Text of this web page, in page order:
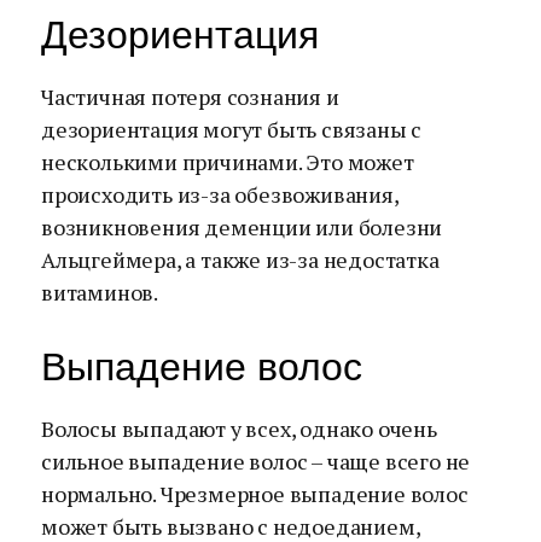
Дезориентация
Частичная потеря сознания и
дезориентация могут быть связаны с
несколькими причинами. Это может
происходить из-за обезвоживания,
возникновения деменции или болезни
Альцгеймера, а также из-за недостатка
витаминов.
Выпадение волос
Волосы выпадают у всех, однако очень
сильное выпадение волос – чаще всего не
нормально. Чрезмерное выпадение волос
может быть вызвано с недоеданием,